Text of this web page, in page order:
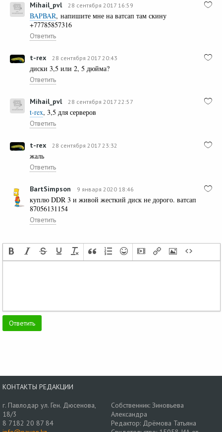
Mihail_pvl 28 сентября 2017 16:59
BAPBAR, напишите мне на ватсап там скину
+77785857316
Ответить
t-rex 28 сентября 2017 20:43
диски 3,5 или 2, 5 дюйма?
Ответить
Mihail_pvl 28 сентября 2017 22:57
t-rex, 3,5 для серверов
Ответить
t-rex 28 сентября 2017 23:32
жаль
Ответить
BartSimpson 9 января 2020 18:46
куплю DDR 3 и живой жесткий диск не дорого. ватсап
87056131154
Ответить
КОНТАКТЫ РЕДАКЦИИ
г. Павлодар ул. Ген. Дюсенова,
18/3
8 7182 20 87 84
Собственник: Зиновьева
Александра
Редактор: Дрёмова Татьяна